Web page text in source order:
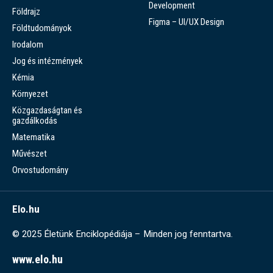
Földrajz
Földtudományok
Irodalom
Jog és intézmények
Kémia
Környezet
Közgazdaságtan és
gazdálkodás
Matematika
Művészet
Orvostudomány
Development
Figma – UI/UX Design
Elo.hu
© 2025 Életünk Enciklopédiája – Minden jog fenntartva.
www.elo.hu